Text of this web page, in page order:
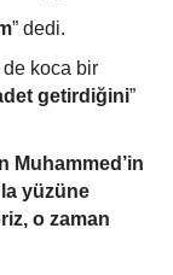
” dedi.
koca bir
getirdiğini”
Muhammed’in
yüzüne
o zaman